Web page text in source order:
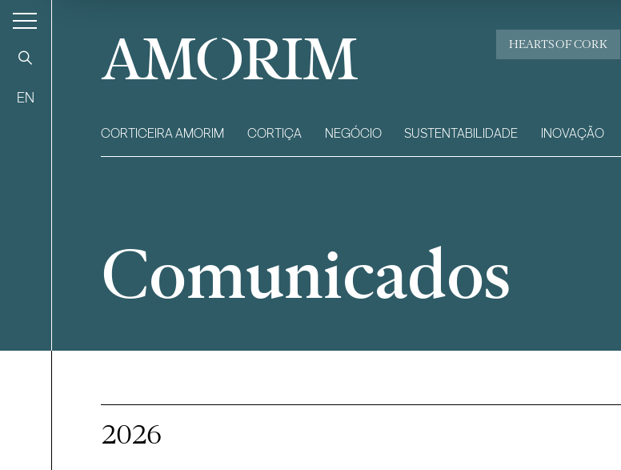
EN
AMORIM HEARTS OF CORK
CORTICEIRA AMORIM CORTIÇA NEGÓCIO SUSTENTABILIDADE INOVAÇÃO
Comunicados
2026